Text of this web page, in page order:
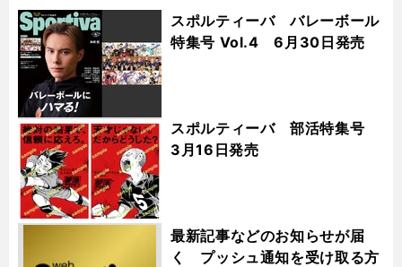
スポルティーバ バレーボール
特集号 Vol.4 6月30日発売
スポルティーバ 部活特集号
3月16日発売
最新記事などのお知らせが届
く プッシュ通知を受け取る方